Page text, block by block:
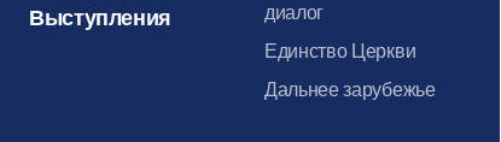
Выступления
диалог
Единство Церкви
Дальнее зарубежье